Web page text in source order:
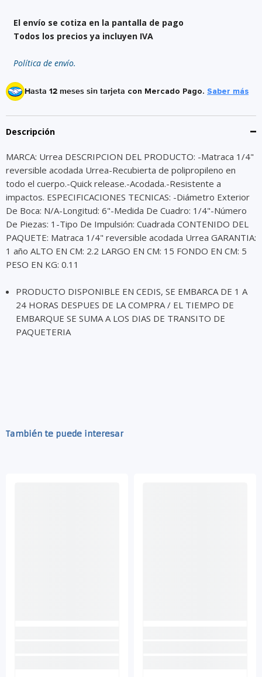
El envío se cotiza en la pantalla de pago
Todos los precios ya incluyen IVA
Política de envío.
Hasta 12 meses sin tarjeta con Mercado Pago. Saber más
Descripción
MARCA: Urrea DESCRIPCION DEL PRODUCTO: -Matraca 1/4"
reversible acodada Urrea-Recubierta de polipropileno en
todo el cuerpo.-Quick release.-Acodada.-Resistente a
impactos. ESPECIFICACIONES TECNICAS: -Diámetro Exterior
De Boca: N/A-Longitud: 6"-Medida De Cuadro: 1/4"-Número
De Piezas: 1-Tipo De Impulsión: Cuadrada CONTENIDO DEL
PAQUETE: Matraca 1/4" reversible acodada Urrea GARANTIA:
1 año ALTO EN CM: 2.2 LARGO EN CM: 15 FONDO EN CM: 5
PESO EN KG: 0.11
PRODUCTO DISPONIBLE EN CEDIS, SE EMBARCA DE 1 A
24 HORAS DESPUES DE LA COMPRA / EL TIEMPO DE
EMBARQUE SE SUMA A LOS DIAS DE TRANSITO DE
PAQUETERIA
También te puede interesar